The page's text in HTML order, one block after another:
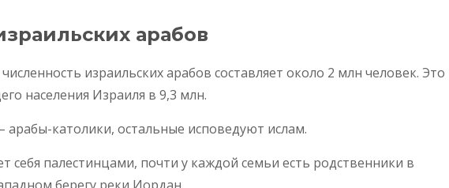
арабов
израильских арабов составляет около 2 млн человек. Это
населения Израиля в 9,3 млн.
арабы-католики, остальные исповедуют ислам.
себя палестинцами, почти у каждой семьи есть родственники в